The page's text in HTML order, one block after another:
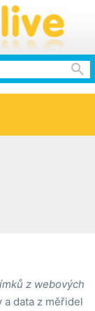

z webových
a data z měřidel